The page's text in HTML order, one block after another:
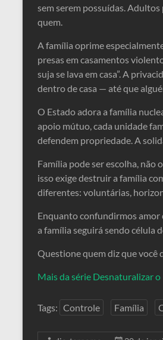
sem serem possuídas.
quem.
A família oprime
presas em casamentos
suja se lava em casa”. A
dentro de casa — até que
O Estado adora a família
apoio mútuo, cada unidade
defendem propriedade. A
Família pode ser escolha, não
isso exige destruir a família
diferentes: voluntárias,
Enquanto confundirmos
a família seguirá sendo célula
Questione quem diz que você
Mais da série Desnaturalizar o
Tags: Controle Família